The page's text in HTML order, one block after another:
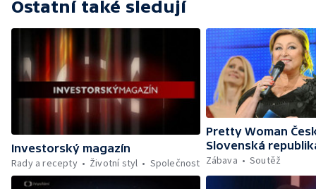
Ostatní také sledují
Investorský magazín
Rady a recepty
Životní styl Společnost
Pretty Woman
Slovenská
Zábava
Soutěž